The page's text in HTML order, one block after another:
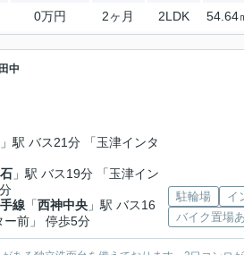
0万円 2ヶ月 2LDK 54.64
中
」駅 バス21分 「玉津インタ
」駅 バス19分 「玉津イン
線 「西神中央 」駅 バス16
ー前」 停歩5分
駐輪場 イ
バイク置場